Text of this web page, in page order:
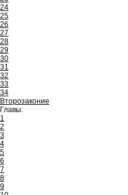
24
25
26
27
28
29
30
31
32
33
34
Второзаконие
Главы:
1
2
3
4
5
6
7
8
9